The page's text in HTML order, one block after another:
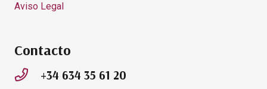
Aviso Legal
Contacto
+34 634 35 61 20